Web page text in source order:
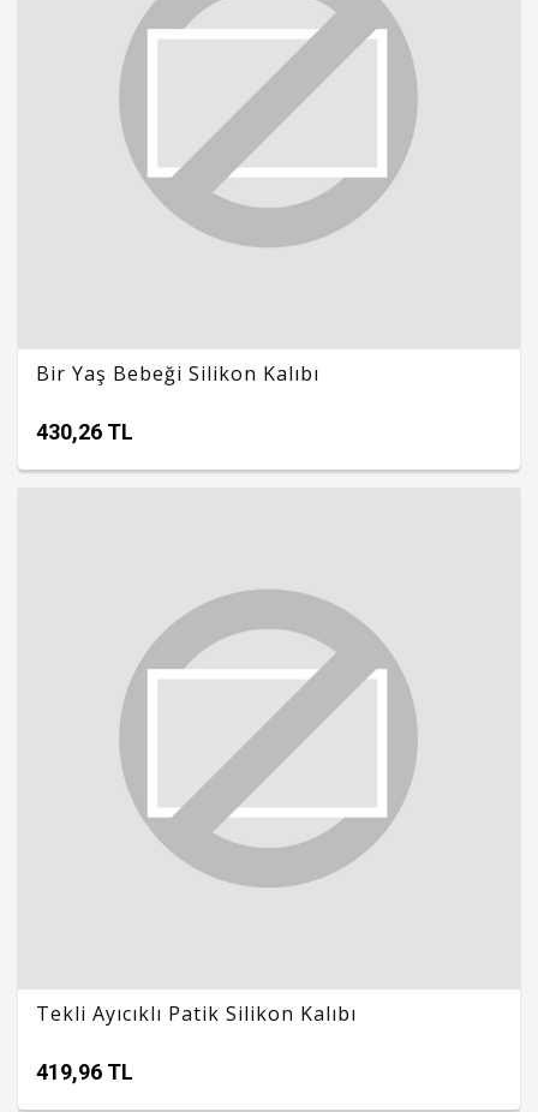
Bir Yaş Bebeği Silikon Kalıbı
430,26 TL
Tekli Ayıcıklı Patik Silikon Kalıbı
419,96 TL